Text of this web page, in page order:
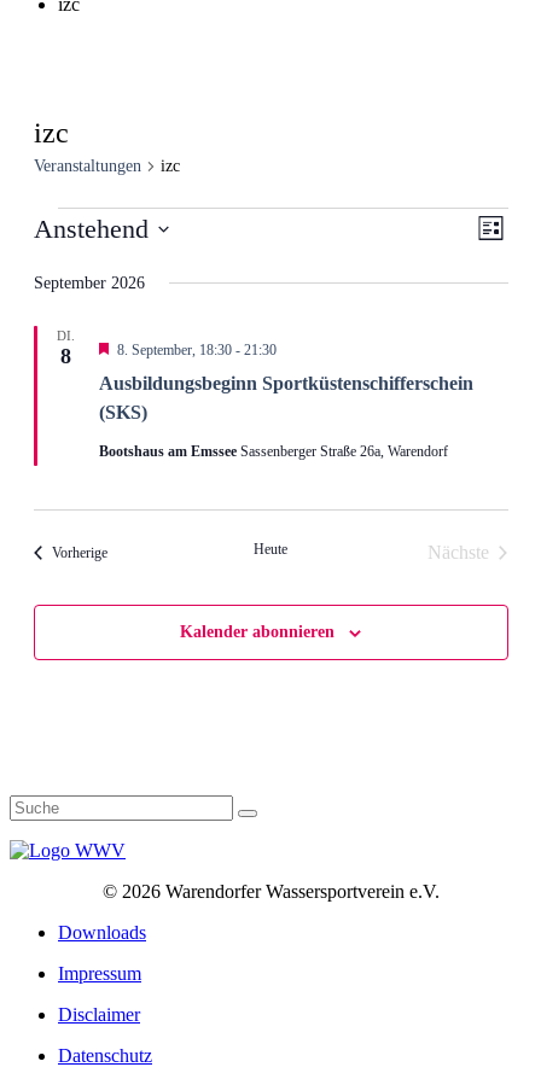
izc
izc
Veranstaltungen izc
Veranstaltungen Liste
Anstehend
wählen.
September 2026
DI.
8
Ausbildungs­beginn Sportküsten­schifferschein
(SKS)
Hervorgehoben
8. September, 18:30- 21:30
Bootshaus am Emssee Sassenberger Straße 26a, Warendorf
VorherigeVeranstaltungen Heute
Nächste
Kalender abonnieren
© 2026 Warendorfer Wassersportverein e.V.
Downloads
Impressum
Disclaimer
Datenschutz